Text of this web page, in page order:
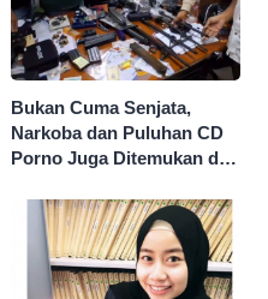
Bukan Cuma Senjata,
Narkoba dan Puluhan CD
Porno Juga Ditemukan di